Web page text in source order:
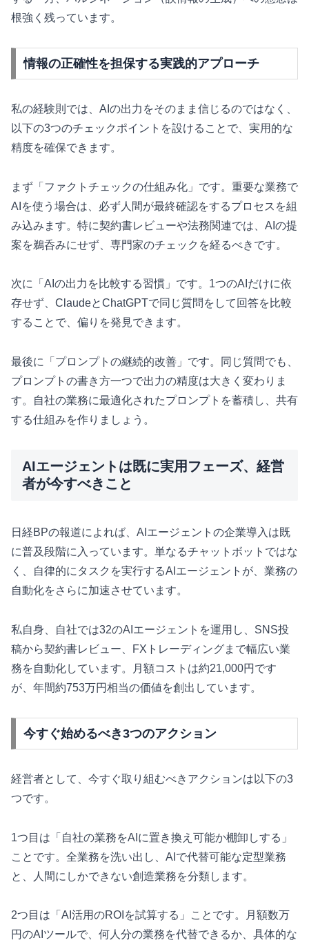
根強く残っています。
情報の正確性を担保する実践的アプローチ
私の経験則では、AIの出力をそのまま信じるのではなく、
以下の3つのチェックポイントを設けることで、実用的な
精度を確保できます。
まず「ファクトチェックの仕組み化」です。重要な業務で
AIを使う場合は、必ず人間が最終確認をするプロセスを組
み込みます。特に契約書レビューや法務関連では、AIの提
案を鵜呑みにせず、専門家のチェックを経るべきです。
次に「AIの出力を比較する習慣」です。1つのAIだけに依
存せず、ClaudeとChatGPTで同じ質問をして回答を比較
することで、偏りを発見できます。
最後に「プロンプトの継続的改善」です。同じ質問でも、
プロンプトの書き方一つで出力の精度は大きく変わりま
す。自社の業務に最適化されたプロンプトを蓄積し、共有
する仕組みを作りましょう。
AIエージェントは既に実用フェーズ、経営
者が今すべきこと
日経BPの報道によれば、AIエージェントの企業導入は既
に普及段階に入っています。単なるチャットボットではな
く、自律的にタスクを実行するAIエージェントが、業務の
自動化をさらに加速させています。
私自身、自社では32のAIエージェントを運用し、SNS投
稿から契約書レビュー、FXトレーディングまで幅広い業
務を自動化しています。月額コストは約21,000円です
が、年間約753万円相当の価値を創出しています。
今すぐ始めるべき3つのアクション
経営者として、今すぐ取り組むべきアクションは以下の3
つです。
1つ目は「自社の業務をAIに置き換え可能か棚卸しする」
ことです。全業務を洗い出し、AIで代替可能な定型業務
と、人間にしかできない創造業務を分類します。
2つ目は「AI活用のROIを試算する」ことです。月額数万
円のAIツールで、何人分の業務を代替できるか、具体的な